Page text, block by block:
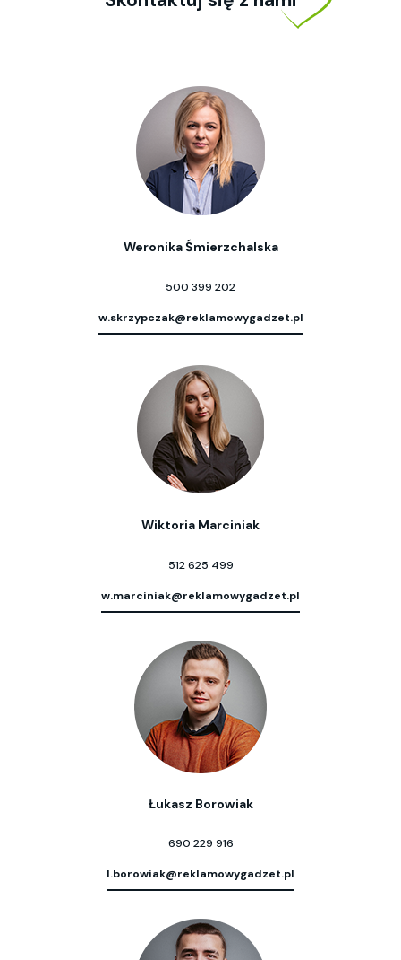
Weronika Śmierzchalska
500 399 202
w.skrzypczak@reklamowygadzet.pl
Wiktoria Marciniak
512 625 499
w.marciniak@reklamowygadzet.pl
Łukasz Borowiak
690 229 916
l.borowiak@reklamowygadzet.pl